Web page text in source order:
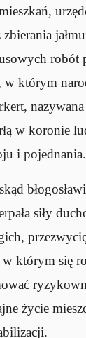
zbierania
robót
którym
nazywana
w koronie
i pojednania.
siły
którym się
życie